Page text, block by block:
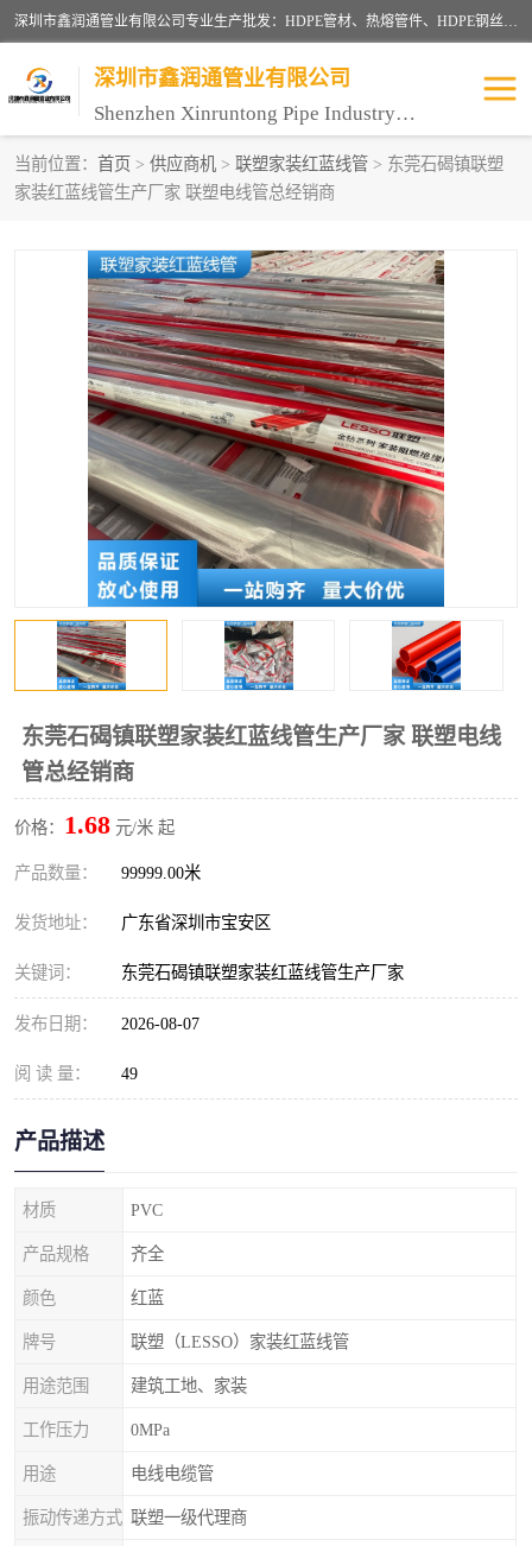
深圳市鑫润通管业有限公司专业生产批发：HDPE管材、热熔管件、HDPE钢丝骨架管、电熔管件、HDPE双壁波纹管、MPP电力管、井盖、PVC管材管件、PPR管材管件等；公司自创建以来，始终秉承“团结、务实、创新、守信”的服务宗旨，凭借专业的服务以及多年的勤奋拼搏，发展成为一家专业销售各种管材管件，绝缘电工套管及配件等系列产品的贸易公司。
深圳市鑫润通管业有限公司
Shenzhen Xinruntong Pipe Industry Co., Ltd
当前位置： 首页 > 供应商机 > 联塑家装红蓝线管 > 东莞石碣镇联塑
家装红蓝线管生产厂家 联塑电线管总经销商
东莞石碣镇联塑家装红蓝线管生产厂家 联塑电线
管总经销商
价格： 1.68 元/米 起
产品数量： 99999.00米
发货地址： 广东省深圳市宝安区
关键词： 东莞石碣镇联塑家装红蓝线管生产厂家
发布日期： 2026-08-07
阅 读 量： 49
产品描述
材质 PVC
产品规格 齐全
颜色 红蓝
牌号 联塑（LESSO）家装红蓝线管
用途范围 建筑工地、家装
工作压力 0MPa
用途 电线电缆管
振动传递方式 联塑一级代理商
HDPE管材给水管 HDPE钢丝骨架管
HDPE双壁波纹管 HDPE电力通讯管
UPVC电力通讯管 MPP电力通信管
联塑PVC管 联塑PPR管
联塑PE管 联塑家装红蓝线管